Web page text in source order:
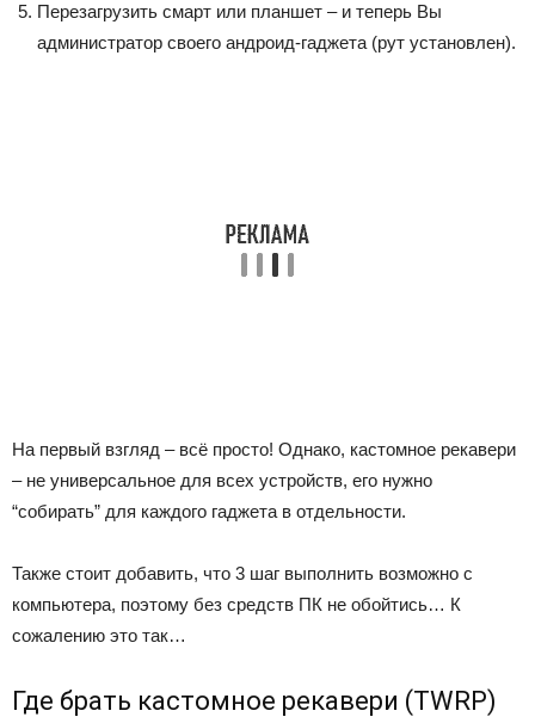
Перезагрузить смарт или планшет – и теперь Вы
администратор своего андроид-гаджета (рут установлен).
На первый взгляд – всё просто! Однако, кастомное рекавери
– не универсальное для всех устройств, его нужно
“собирать” для каждого гаджета в отдельности.
Также стоит добавить, что 3 шаг выполнить возможно с
компьютера, поэтому без средств ПК не обойтись… К
сожалению это так…
Где брать кастомное рекавери (TWRP)